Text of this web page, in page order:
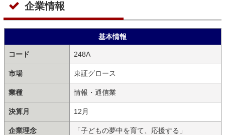
企業情報
基本情報
コード 248A
市場 東証グロース
業種 情報・通信業
決算月 12月
企業理念 「子どもの夢中を育て、応援する」